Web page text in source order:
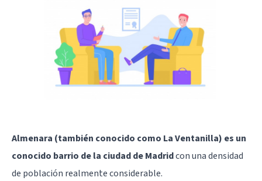
Almenara (también conocido como La Ventanilla) es un
conocido barrio de la ciudad de Madridcon una densidad
de población realmente considerable.